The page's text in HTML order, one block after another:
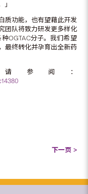
质功能，也有望藉此开发
团队将致力研发更多样化
OGTAC分子。我们希望
最终转化并孕育出全新药
参阅：
下一页 >